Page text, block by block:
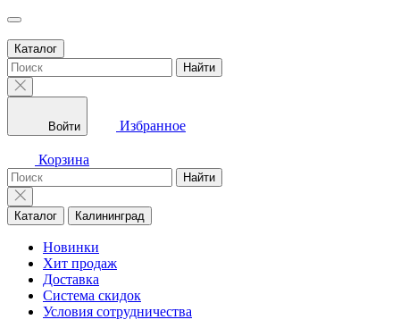
Каталог
Найти
Войти Избранное
Корзина
Найти
Каталог Калининград
Новинки
Хит продаж
Доставка
Система скидок
Условия сотрудничества